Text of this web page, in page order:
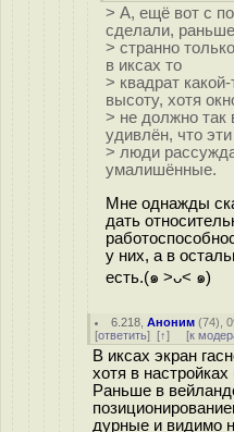
> А, ещё вот с
сделали,
> странно
в иксах то
> квадрат
высоту, хотя
> не должно так
удивлён, что
> люди
умалишённые.
Мне однажды
дать
у них, а в
есть.(๑ >ᴗ< ๑)
6.218 ,Аноним (74),
[ответить] [↑] [к
В иксах экран
хотя в
Раньше в
дурные и видимо